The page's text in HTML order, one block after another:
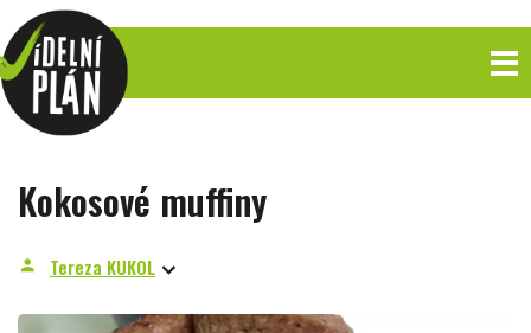
Kokosové muffiny
person Tereza KUKOL